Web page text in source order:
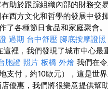
助於跟踪組織內部的財務交
西方文化和哲學的發展中發
了各種節日食品和家庭聚會
過期 台中舒壓 腳底按摩證照
這裡，我們發現了城市中心最
胞證 照片 板橋 外燴 我們在
支付，約10歐元），這是世
優惠，我們將很樂意提供幫